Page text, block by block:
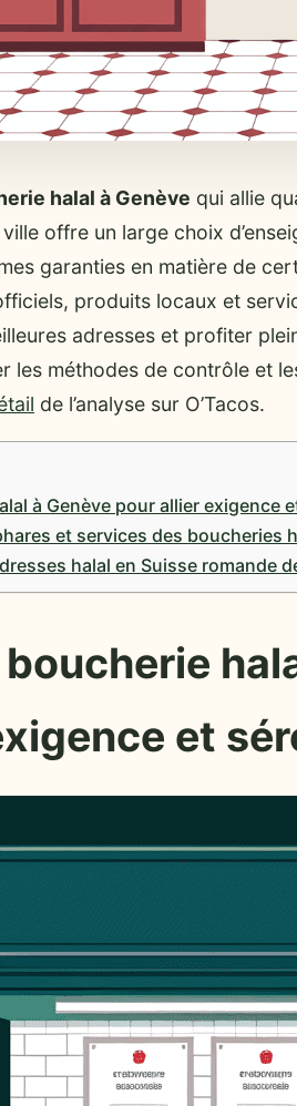
halal à Genève qui allie
offre un large choix
garanties en matière de
produits locaux et
adresses et profiter
les méthodes de contrôle et
de l’analyse sur O’Tacos.
à Genève pour allier exigence
et services des boucheries
halal en Suisse romande
et